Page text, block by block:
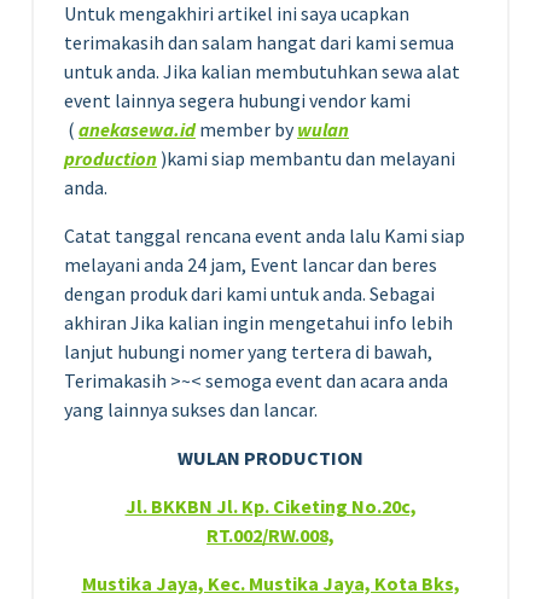
Untuk mengakhiri artikel ini saya ucapkan
terimakasih dan salam hangat dari kami semua
untuk anda. Jika kalian membutuhkan sewa alat
event lainnya segera hubungi vendor kami
( anekasewa.idmember bywulan
production )kami siap membantu dan melayani
anda.
Catat tanggal rencana event anda lalu Kami siap
melayani anda 24 jam, Event lancar dan beres
dengan produk dari kami untuk anda. Sebagai
akhiran Jika kalian ingin mengetahui info lebih
lanjut hubungi nomer yang tertera di bawah,
Terimakasih >~< semoga event dan acara anda
yang lainnya sukses dan lancar.
WULAN PRODUCTION
Jl. BKKBN Jl. Kp. Ciketing No.20c,
RT.002/RW.008,
Mustika Jaya, Kec. Mustika Jaya, Kota Bks,